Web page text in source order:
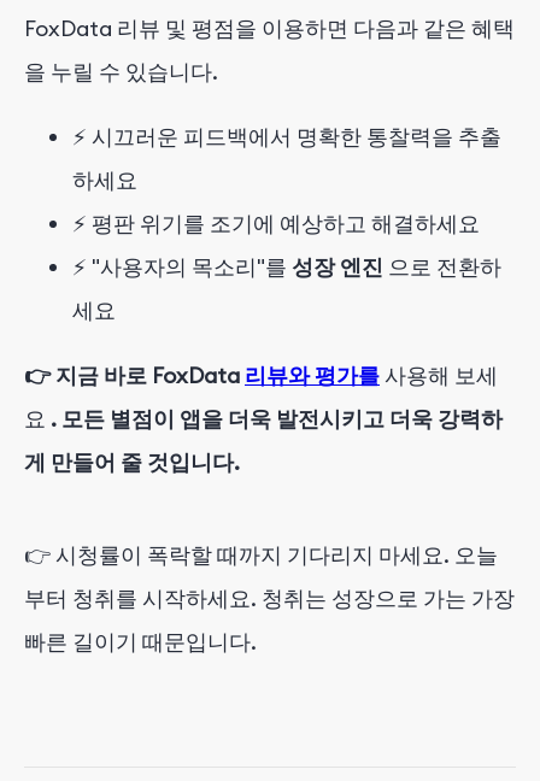
FoxData 리뷰 및 평점을 이용하면 다음과 같은 혜택
을 누릴 수 있습니다.
⚡ 시끄러운 피드백에서 명확한 통찰력을 추출
하세요
⚡ 평판 위기를 조기에 예상하고 해결하세요
⚡ "사용자의 목소리"를 성장 엔진 으로 전환하
세요
👉 지금 바로 FoxData 리뷰와 평가를 사용해 보세
요 . 모든 별점이 앱을 더욱 발전시키고 더욱 강력하
게 만들어 줄 것입니다.
👉 시청률이 폭락할 때까지 기다리지 마세요. 오늘
부터 청취를 시작하세요. 청취는 성장으로 가는 가장
빠른 길이기 때문입니다.